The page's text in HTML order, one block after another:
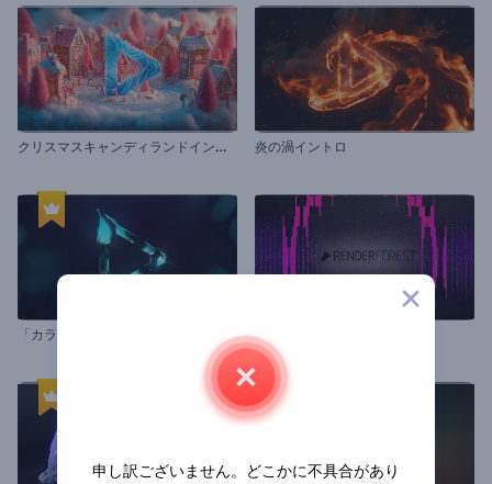
ク
リスマスキャンディランドイントロ 炎の渦イントロ
「カラフル・クリスタル」ロゴ動画 投影ロゴマッピング
申し訳ございません。どこかに不具合があり